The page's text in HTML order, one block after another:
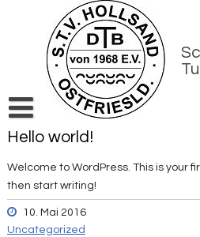
Startseite
Schwimmen
Gymnastik
Termine 2026
Hello world!
Welcome to WordPress. This is your
then start writing!
10. Mai 2016
Uncategorized